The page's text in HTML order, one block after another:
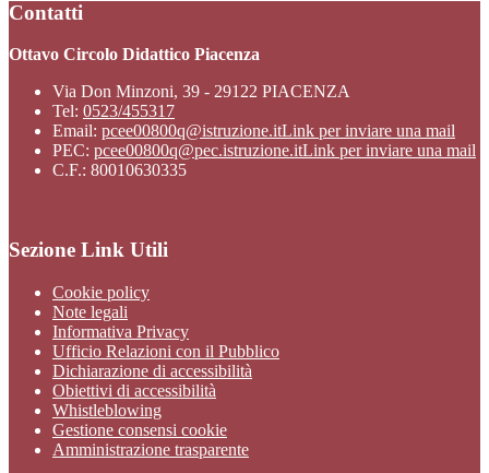
Contatti
Ottavo Circolo Didattico Piacenza
Via Don Minzoni, 39 - 29122 PIACENZA
Tel: 0523/455317
Email: pcee00800q@istruzione.itLink per inviare una mail
PEC: pcee00800q@pec.istruzione.itLink per inviare una mail
C.F.: 80010630335
Sezione Link Utili
Cookie policy
Note legali
Informativa Privacy
Ufficio Relazioni con il Pubblico
Dichiarazione di accessibilità
Obiettivi di accessibilità
Whistleblowing
Gestione consensi cookie
Amministrazione trasparente